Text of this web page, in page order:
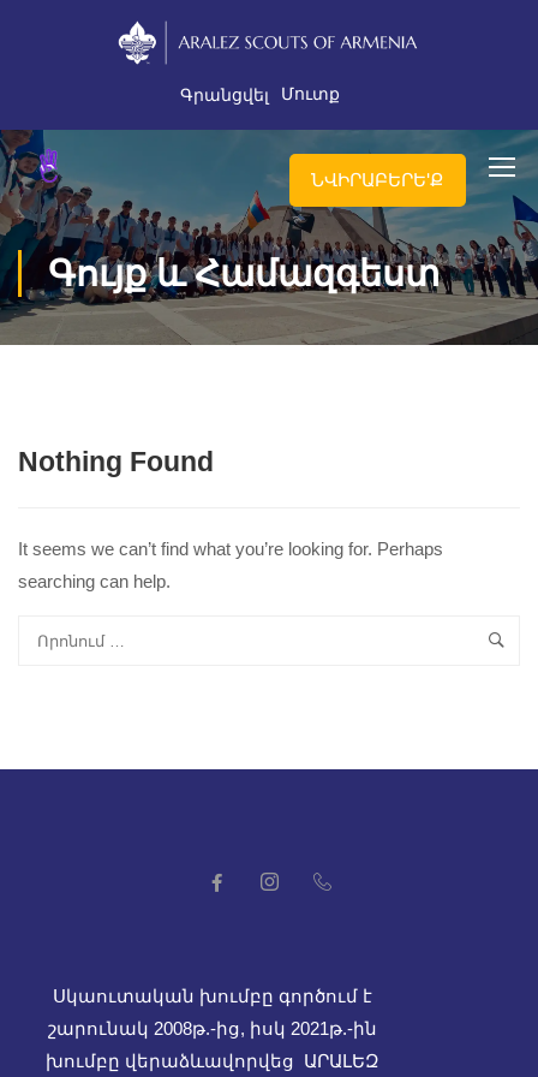
Գրանցվել Մուտք
ՆՎԻՐԱԲԵՐԵ'Ք
Գույք և Համազգեստ
Nothing Found
It seems we can’t find what you’re looking for. Perhaps
searching can help.
Սկաուտական խումբը գործում է
շարունակ 2008թ.-ից, իսկ 2021թ.-ին
խումբը վերաձևավորվեց ԱՐԱԼԵԶ